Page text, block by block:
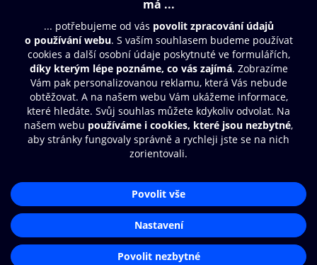
Obsah ke stažení
Moje O2 Knihovna
Další zábava
© O2 Czech Republic a.s.
Přístupnost
Zásady zpracování osobních údajů
Nastavení cookies
Aplikace O2 Knihovna
Čti a poslouchej své e-knihy a
audioknihy rychleji a pohodlněji.